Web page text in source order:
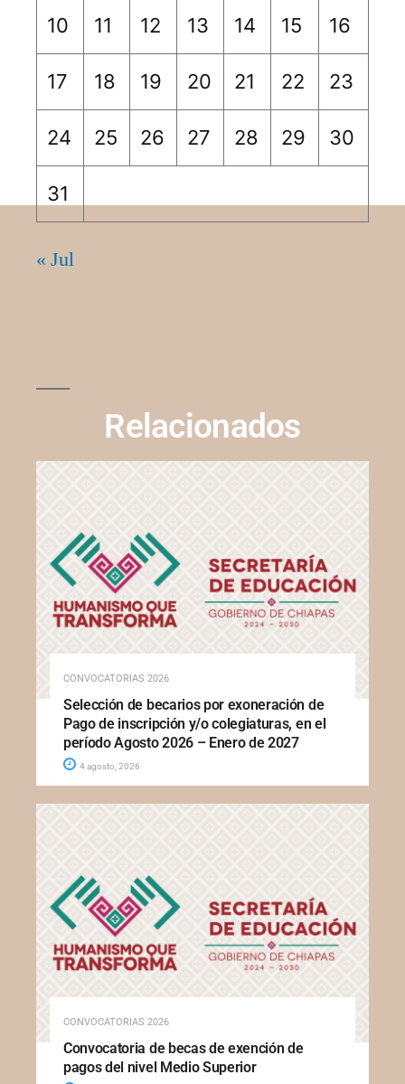
10 11 12 13 14 15 16
17 18 19 20 21 22 23
24 25 26 27 28 29 30
31
« Jul
Relacionados
CONVOCATORIAS 2026
Selección de becarios por exoneración de
Pago de inscripción y/o colegiaturas, en el
período Agosto 2026 – Enero de 2027
4 agosto, 2026
CONVOCATORIAS 2026
Convocatoria de becas de exención de
pagos del nivel Medio Superior